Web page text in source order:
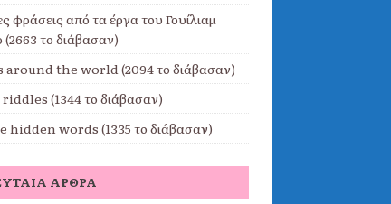
φράσεις από τα έργα του Γουίλιαμ
(2663 το διάβασαν)
around the world (2094 το διάβασαν)
(1344 το διάβασαν)
hidden words (1335 το διάβασαν)
ΆΡΘΡΑ